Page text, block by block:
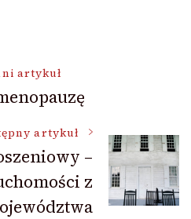
artykuł
artykuł
–
z